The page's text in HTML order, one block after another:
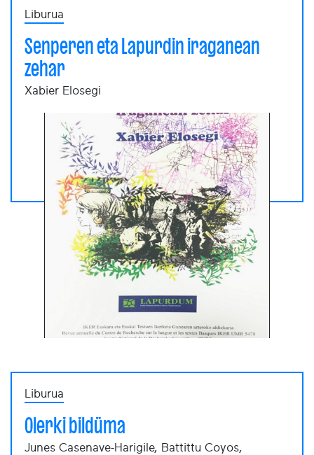
Liburua
Senperen eta Lapurdin iraganean
zehar
Xabier Elosegi
Liburua
Olerki bildüma
Junes Casenave-Harigile, Battittu Coyos,